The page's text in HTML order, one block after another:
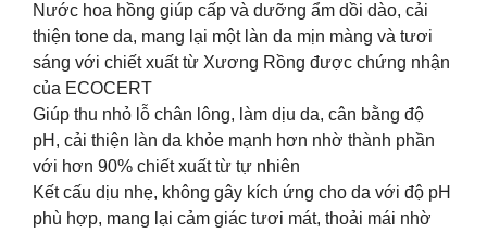
Nước hoa hồng giúp cấp và dưỡng ẩm dồi dào, cải
thiện tone da, mang lại một làn da mịn màng và tươi
sáng với chiết xuất từ Xương Rồng được chứng nhận
của ECOCERT
Giúp thu nhỏ lỗ chân lông, làm dịu da, cân bằng độ
pH, cải thiện làn da khỏe mạnh hơn nhờ thành phần
với hơn 90% chiết xuất từ tự nhiên
Kết cấu dịu nhẹ, không gây kích ứng cho da với độ pH
phù hợp, mang lại cảm giác tươi mát, thoải mái nhờ